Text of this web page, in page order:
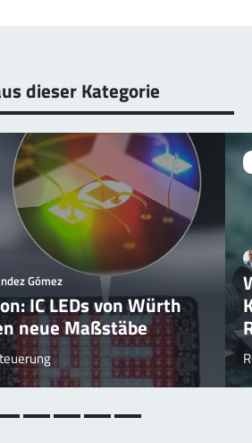
dieser Kategorie
Gómez
IC LEDs von Würth
neue Maßstäbe